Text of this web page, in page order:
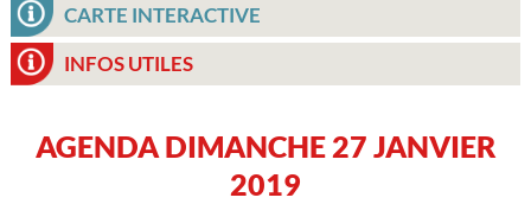
CARTE INTERACTIVE
INFOS UTILES
AGENDA DIMANCHE 27 JANVIER
2019